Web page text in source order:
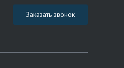
Заказать звонок